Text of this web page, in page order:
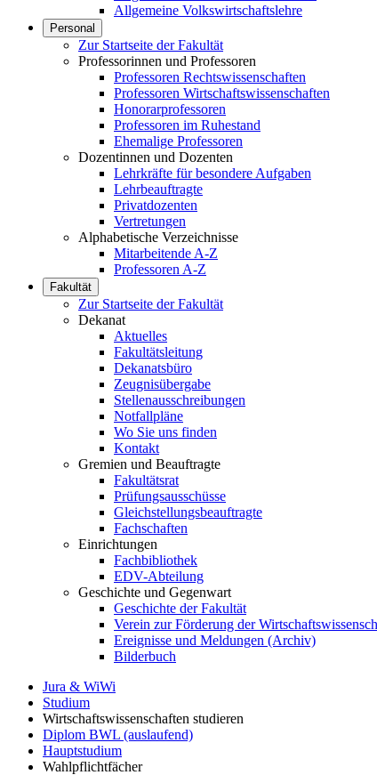
Allgemeine Volkswirtschaftslehre
Personal
Zur Startseite der Fakultät
Professorinnen und Professoren
Professoren Rechtswissenschaften
Professoren Wirtschaftswissenschaften
Honorarprofessoren
Professoren im Ruhestand
Ehemalige Professoren
Dozentinnen und Dozenten
Lehrkräfte für besondere Aufgaben
Lehrbeauftragte
Privatdozenten
Vertretungen
Alphabetische Verzeichnisse
Mitarbeitende A-Z
Professoren A-Z
Fakultät
Zur Startseite der Fakultät
Dekanat
Aktuelles
Fakultätsleitung
Dekanatsbüro
Zeugnisübergabe
Stellenausschreibungen
Notfallpläne
Wo Sie uns finden
Kontakt
Gremien und Beauftragte
Fakultätsrat
Prüfungsausschüsse
Gleichstellungsbeauftragte
Fachschaften
Einrichtungen
Fachbibliothek
EDV-Abteilung
Geschichte und Gegenwart
Geschichte der Fakultät
Verein zur Förderung der
Ereignisse und Meldungen (Archiv)
Bilderbuch
Jura & WiWi
Studium
Wirtschaftswissenschaften studieren
Diplom BWL (auslaufend)
Hauptstudium
Wahlpflichtfächer